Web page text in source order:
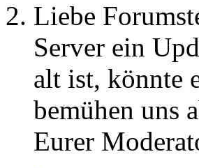
Liebe
Server ein
alt ist, könnte
bemühen uns
Eurer